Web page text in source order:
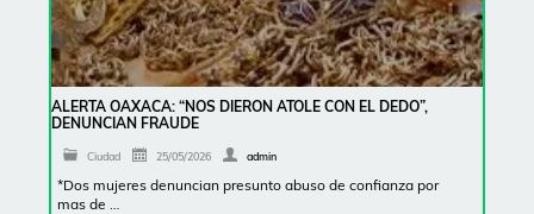
ALERTA OAXACA: “NOS DIERON ATOLE CON EL DEDO”,
DENUNCIAN FRAUDE
Ciudad 25/05/2026 admin
*Dos mujeres denuncian presunto abuso de confianza por
mas de …